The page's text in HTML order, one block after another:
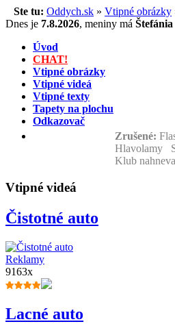
Ste tu: Oddych.sk » Vtipné obrázky
Dnes je 7.8.2026, meniny má Štefánia
Úvod
CHAT!
Vtipné obrázky
Vtipné videá
Vtipné texty
Tapety na plochu
Odkazovač
Zrušené:
Hlavolamy
Klub
Vtipné videá
Čistotné auto
Reklamy
9163x
Lacné auto